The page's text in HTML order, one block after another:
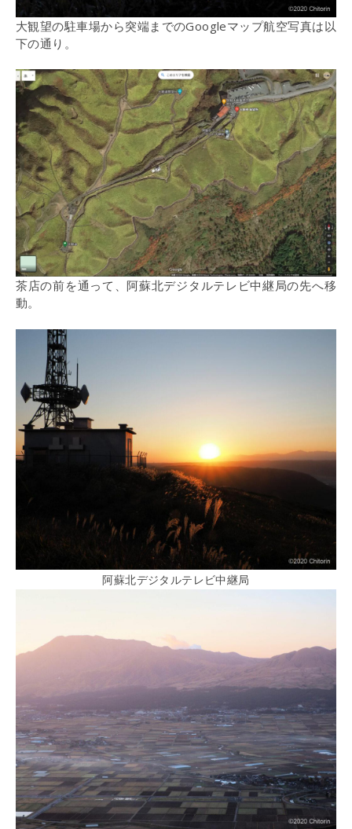
大観望の駐車場から突端までのGoogleマップ航空写真は以
下の通り。
茶店の前を通って、阿蘇北デジタルテレビ中継局の先へ移
動。
阿蘇北デジタルテレビ中継局